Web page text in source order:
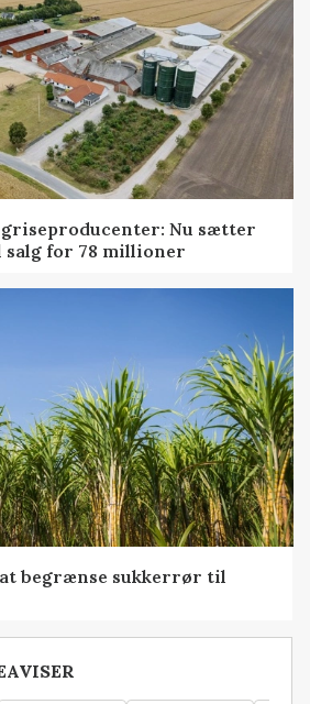
Nu sætter
for 78 millioner
begrænse sukkerrør til